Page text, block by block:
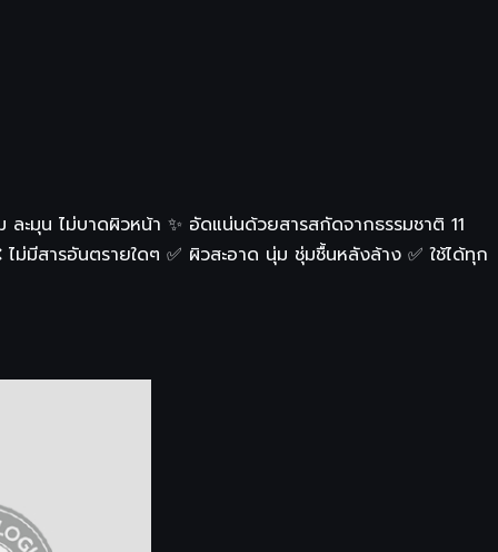
มุน ไม่บาดผิวหน้า ✨ อัดแน่นด้วยสารสกัดจากธรรมชาติ 11
มีสารอันตรายใดๆ ✅ ผิวสะอาด นุ่ม ชุ่มชื้นหลังล้าง ✅ ใช้ได้ทุก